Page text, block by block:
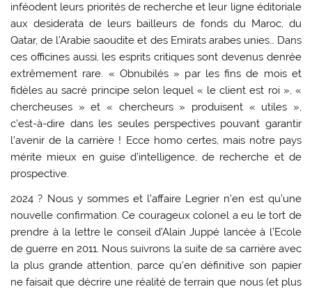
inféodent leurs priorités de recherche et leur ligne éditoriale
aux desiderata de leurs bailleurs de fonds du Maroc, du
Qatar, de l’Arabie saoudite et des Emirats arabes unies… Dans
ces officines aussi, les esprits critiques sont devenus denrée
extrêmement rare. « Obnubilés » par les fins de mois et
fidèles au sacré principe selon lequel « le client est roi », «
chercheuses » et « chercheurs » produisent « utiles »,
c’est-à-dire dans les seules perspectives pouvant garantir
l’avenir de la carrière ! Ecce homo certes, mais notre pays
mérite mieux en guise d’intelligence, de recherche et de
prospective.
2024 ? Nous y sommes et l’affaire Legrier n’en est qu’une
nouvelle confirmation. Ce courageux colonel a eu le tort de
prendre à la lettre le conseil d’Alain Juppé lancée à l’Ecole
de guerre en 2011. Nous suivrons la suite de sa carrière avec
la plus grande attention, parce qu’en définitive son papier
ne faisait que décrire une réalité de terrain que nous (et plus